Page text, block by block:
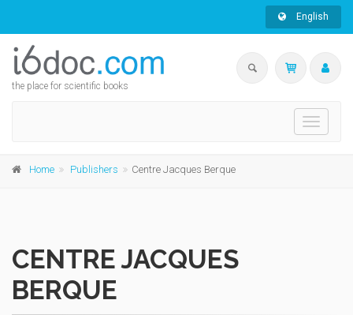
English
the place for scientific books
Toggle
Home Publishers Centre Jacques Berque
CENTRE JACQUES
BERQUE